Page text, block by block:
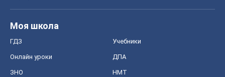
Моя школа
ГДЗ Учебники
Онлайн уроки ДПА
ЗНО НМТ